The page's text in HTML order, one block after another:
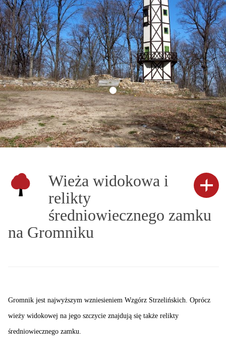
Wieża widokowa i
relikty
średniowiecznego zamku
na Gromniku
Gromnik jest najwyższym wzniesieniem Wzgórz Strzelińskich. Oprócz
wieży widokowej na jego szczycie znajdują się także relikty
średniowiecznego zamku.